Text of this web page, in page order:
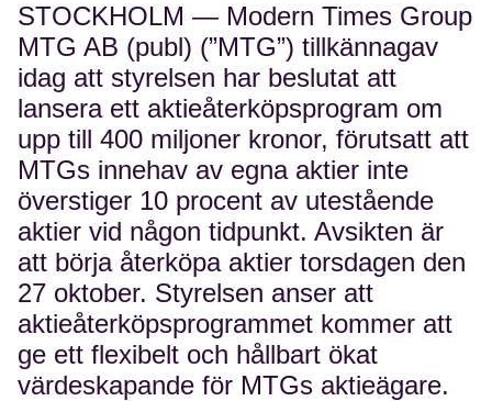
STOCKHOLM — Modern Times Group
MTG AB (publ) (”MTG”) tillkännagav
idag att styrelsen har beslutat att
lansera ett aktieåterköpsprogram om
upp till 400 miljoner kronor, förutsatt att
MTGs innehav av egna aktier inte
överstiger 10 procent av utestående
aktier vid någon tidpunkt. Avsikten är
att börja återköpa aktier torsdagen den
27 oktober. Styrelsen anser att
aktieåterköpsprogrammet kommer att
ge ett flexibelt och hållbart ökat
värdeskapande för MTGs aktieägare.